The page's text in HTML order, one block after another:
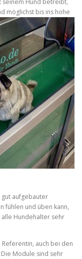
möglichst bis ins hohe
aufgebauter
fühlen und üben kann,
alle Hundehalter sehr
auch bei den
Module sind sehr